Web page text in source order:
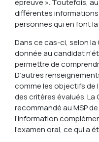
épreuve ». Toutefois,
différentes
personnes qui en font
Dans ce cas-ci, selon la
donnée au candidat
permettre de
D’autres
comme les objectifs de
des critères évalués. La
recommandé au MSP
l’information
l’examen oral, ce qui a